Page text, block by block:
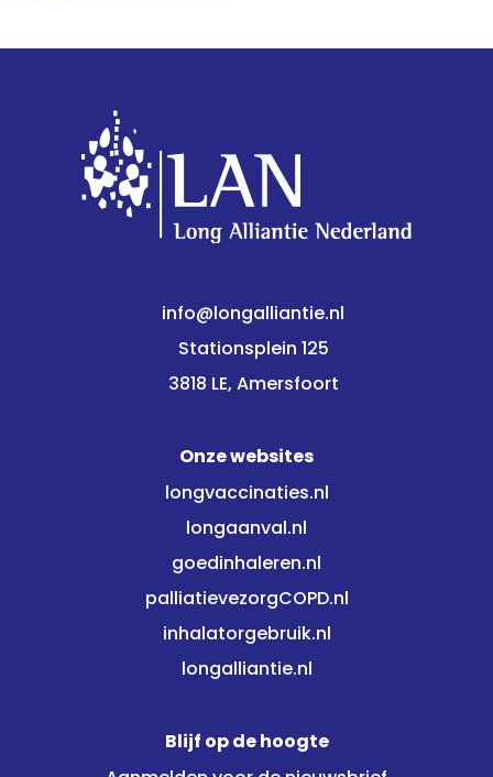
info@longalliantie.nl
Stationsplein 125
3818 LE, Amersfoort
Onze websites
longvaccinaties.nl
longaanval.nl
goedinhaleren.nl
palliatievezorgCOPD.nl
inhalatorgebruik.nl
longalliantie.nl
Blijf op de hoogte